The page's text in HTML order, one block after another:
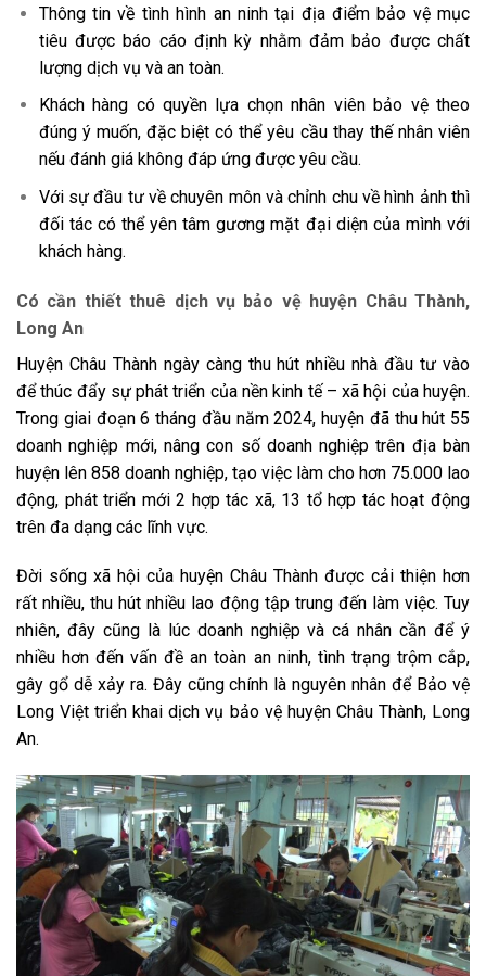
Thông tin về tình hình an ninh tại địa điểm bảo vệ mục
tiêu được báo cáo định kỳ nhằm đảm bảo được chất
lượng dịch vụ và an toàn.
Khách hàng có quyền lựa chọn nhân viên bảo vệ theo
đúng ý muốn, đặc biệt có thể yêu cầu thay thế nhân viên
nếu đánh giá không đáp ứng được yêu cầu.
Với sự đầu tư về chuyên môn và chỉnh chu về hình ảnh thì
đối tác có thể yên tâm gương mặt đại diện của mình với
khách hàng.
Có cần thiết thuê dịch vụ bảo vệ huyện Châu Thành,
Long An
Huyện Châu Thành ngày càng thu hút nhiều nhà đầu tư vào
để thúc đẩy sự phát triển của nền kinh tế – xã hội của huyện.
Trong giai đoạn 6 tháng đầu năm 2024, huyện đã thu hút 55
doanh nghiệp mới, nâng con số doanh nghiệp trên địa bàn
huyện lên 858 doanh nghiệp, tạo việc làm cho hơn 75.000 lao
động, phát triển mới 2 hợp tác xã, 13 tổ hợp tác hoạt động
trên đa dạng các lĩnh vực.
Đời sống xã hội của huyện Châu Thành được cải thiện hơn
rất nhiều, thu hút nhiều lao động tập trung đến làm việc. Tuy
nhiên, đây cũng là lúc doanh nghiệp và cá nhân cần để ý
nhiều hơn đến vấn đề an toàn an ninh, tình trạng trộm cắp,
gây gổ dễ xảy ra. Đây cũng chính là nguyên nhân để Bảo vệ
Long Việt triển khai dịch vụ bảo vệ huyện Châu Thành, Long
An.